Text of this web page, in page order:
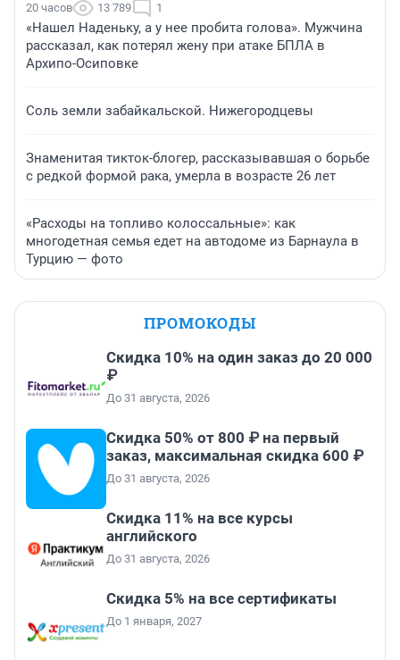
20 часов 13 789 1
«Нашел Наденьку, а у нее пробита голова». Мужчина
рассказал, как потерял жену при атаке БПЛА в
Архипо-Осиповке
Соль земли забайкальской. Нижегородцевы
Знаменитая тикток-блогер, рассказывавшая о борьбе
с редкой формой рака, умерла в возрасте 26 лет
«Расходы на топливо колоссальные»: как
многодетная семья едет на автодоме из Барнаула в
Турцию — фото
ПРОМОКОДЫ
Скидка 10% на один заказ до 20 000
₽
До 31 августа, 2026
Скидка 50% от 800 ₽ на первый
заказ, максимальная скидка 600 ₽
До 31 августа, 2026
Скидка 11% на все курсы
английского
До 31 августа, 2026
Скидка 5% на все сертификаты
До 1 января, 2027